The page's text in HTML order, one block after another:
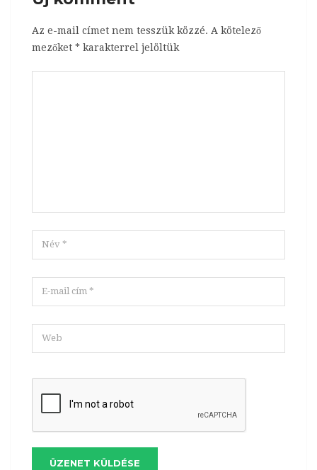
Az e-mail címet nem tesszük közzé. A kötelező
mezőket * karakterrel jelöltük
ÜZENET KÜLDÉSE